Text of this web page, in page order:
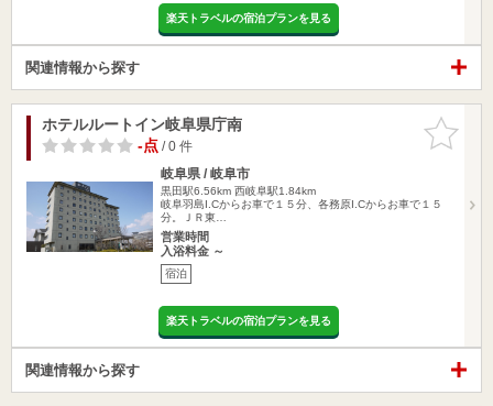
楽天トラベルの宿泊プランを見る
関連情報から探す
お気に入
りに追加
ホテルルートイン岐阜県庁南
-点/ 0 件
岐阜県 / 岐阜市
黒田駅6.56km 西岐阜駅1.84km
岐阜羽島I.Cからお車で１５分、各務原I.Cからお車で１５
分。ＪＲ東…
営業時間
入浴料金 ～
宿泊
楽天トラベルの宿泊プランを見る
関連情報から探す